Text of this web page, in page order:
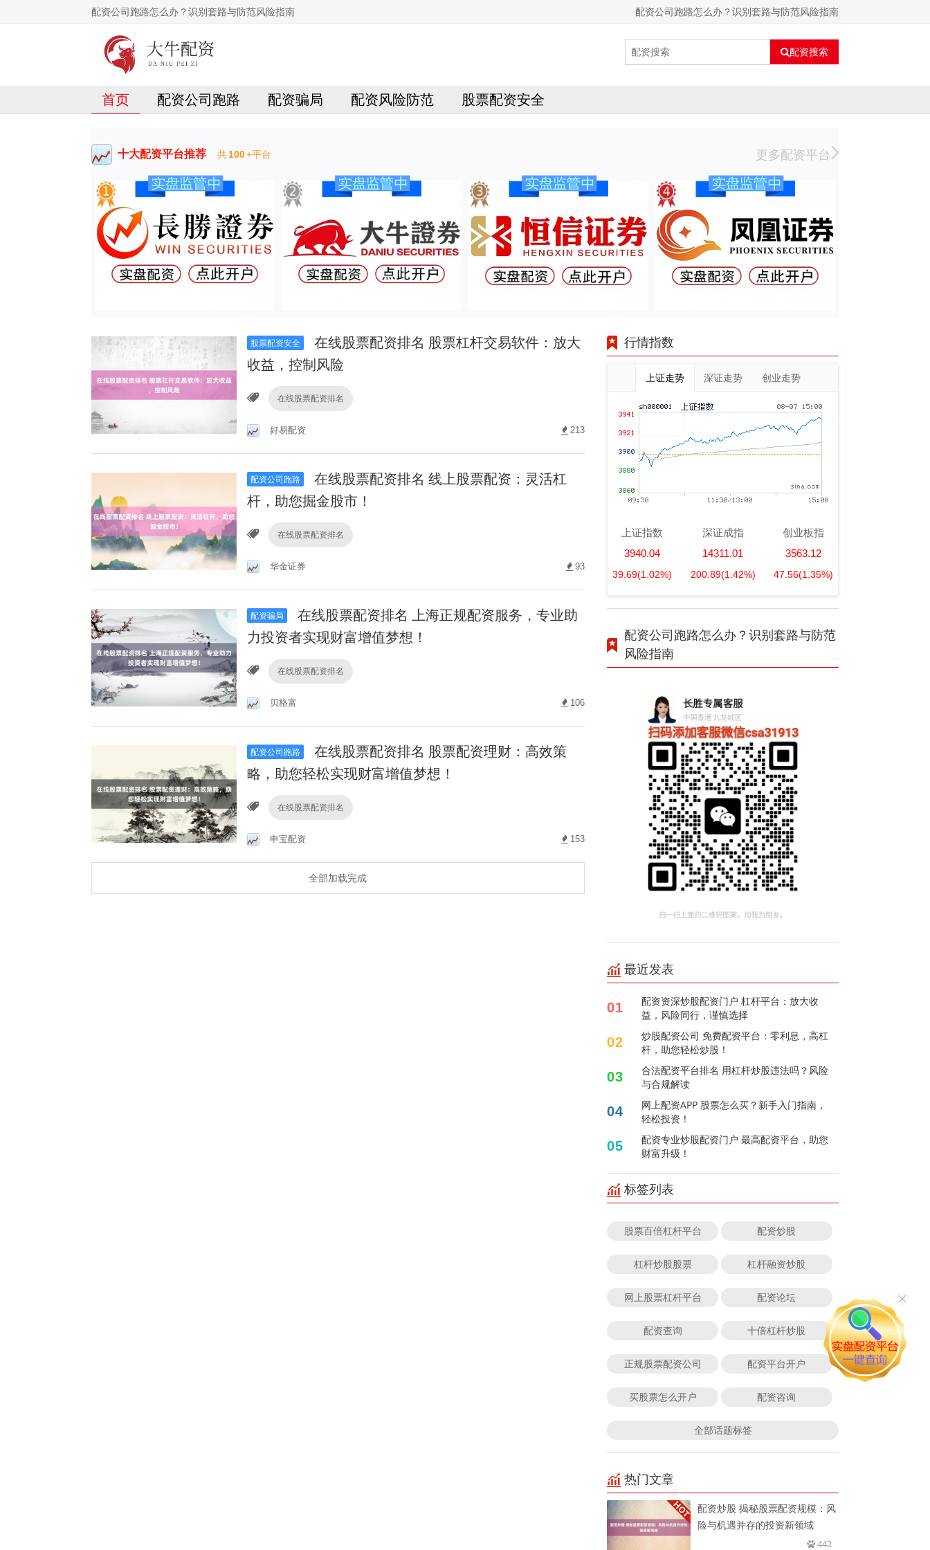
配资公司跑路怎么办？识别套路与防范风险指南 配资公司跑路怎么办？识别套路与防范风险指南
配资搜索
首页 配资公司跑路 配资骗局 配资风险防范 股票配资安全
十大配资平台推荐 共100+平台 更多配资平台
股票配资安全
在线股票配资排名 股票杠杆交易软件：放大
收益，控制风险
在线股票配资排名
好易配资 213
配资公司跑路
在线股票配资排名 线上股票配资：灵活杠
杆，助您掘金股市！
在线股票配资排名
华金证券 93
配资骗局
在线股票配资排名 上海正规配资服务，专业助
力投资者实现财富增值梦想！
在线股票配资排名
贝格富 106
配资公司跑路
在线股票配资排名 股票配资理财：高效策
略，助您轻松实现财富增值梦想！
在线股票配资排名
申宝配资 153
全部加载完成
行情指数
上证走势 深证走势 创业走势
上证指数
3940.04
39.69(1.02%)
深证成指
14311.01
200.89(1.42%)
创业板指
3563.12
47.56(1.35%)
配资公司跑路怎么办？识别套路与防范
风险指南
最近发表
01
配资资深炒股配资门户 杠杆平台：放大收
益，风险同行，谨慎选择
02
炒股配资公司 免费配资平台：零利息，高杠
杆，助您轻松炒股！
03
合法配资平台排名 用杠杆炒股违法吗？风险
与合规解读
04
网上配资APP 股票怎么买？新手入门指南，
轻松投资！
05
配资专业炒股配资门户 最高配资平台，助您
财富升级！
标签列表
股票百倍杠杆平台 配资炒股
杠杆炒股股票 杠杆融资炒股
网上股票杠杆平台 配资论坛
配资查询 十倍杠杆炒股
正规股票配资公司 配资平台开户
买股票怎么开户 配资咨询
全部话题标签
热门文章
配资炒股 揭秘股票配资规模：风
险与机遇并存的投资新领域
442